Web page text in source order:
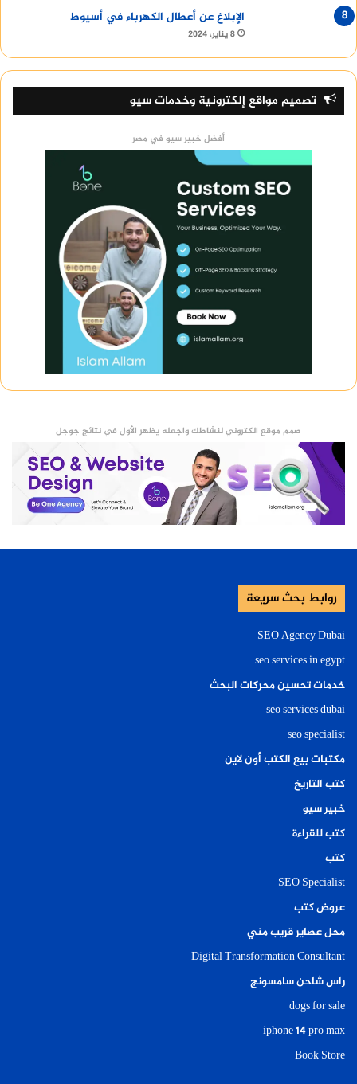
الإبلاغ عن أعطال الكهرباء في أسيوط
8 يناير، 2024
تصميم مواقع إلكترونية وخدمات سيو
أفضل خبير سيو في مصر
صمم موقع الكتروني لنشاطك واجعله يظهر الأول في نتائج جوجل
روابط بحث سريعة
SEO Agency Dubai
seo services in egypt
خدمات تحسين محركات البحث
seo services dubai
seo specialist
مكتبات بيع الكتب أون لاين
كتب التاريخ
خبير سيو
كتب للقراءة
كتب
SEO Specialist
عروض كتب
محل عصاير قريب مني
Digital Transformation Consultant
راس شاحن سامسونج
dogs for sale
iphone 14 pro max
Book Store